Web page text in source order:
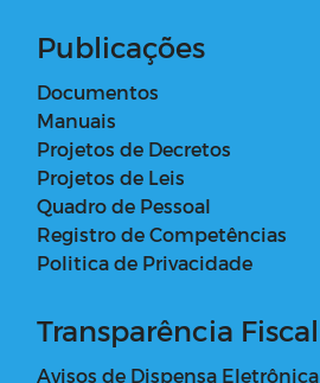
Publicações
Documentos
Manuais
Projetos de Decretos
Projetos de Leis
Quadro de Pessoal
Registro de Competências
Politica de Privacidade
Transparência Fiscal
Avisos de Dispensa Eletrônica